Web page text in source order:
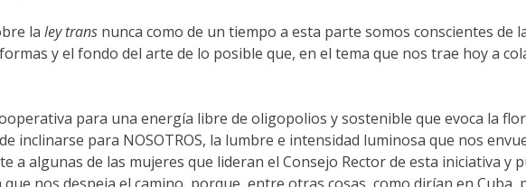
la ley trans nunca como de un tiempo a esta parte somos conscientes de
y el fondo del arte de lo posible que, en el tema que nos trae hoy a
para una energía libre de oligopolios y sostenible que evoca la
inclinarse para NOSOTROS, la lumbre e intensidad luminosa que nos
a algunas de las mujeres que lideran el Consejo Rector de esta iniciativa y